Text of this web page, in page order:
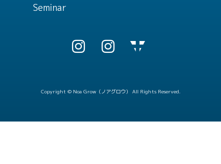
Seminar
Copyright © Noa Grow（ノアグロウ） All Rights Reserved.